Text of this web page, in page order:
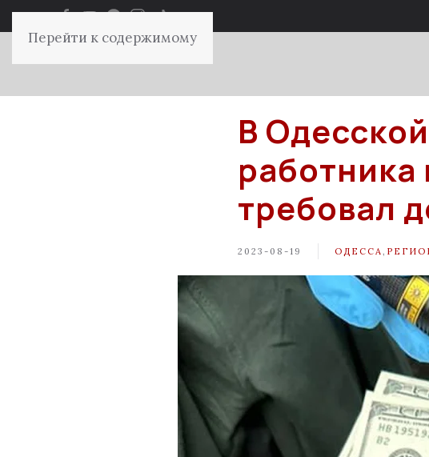
Перейти к содержимому
В
требовал
2023-08-19 ОДЕССА